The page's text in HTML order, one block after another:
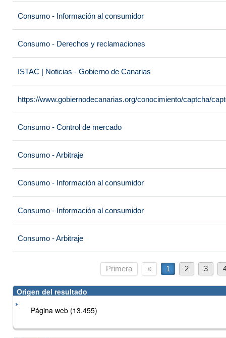
Consumo - Información al consumidor
Consumo - Derechos y reclamaciones
ISTAC | Noticias - Gobierno de Canarias
https://www.gobiernodecanarias.org/conocimiento/captcha/
Consumo - Control de mercado
Consumo - Arbitraje
Consumo - Información al consumidor
Consumo - Información al consumidor
Consumo - Arbitraje
Primera « 1 2 3
Origen del resultado
Página web (13.455)